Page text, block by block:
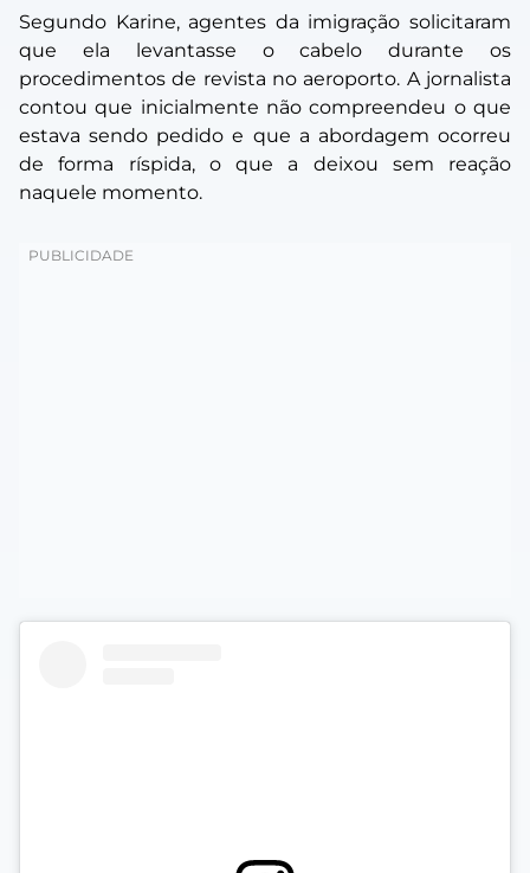
Segundo Karine, agentes da imigração solicitaram
que ela levantasse o cabelo durante os
procedimentos de revista no aeroporto. A jornalista
contou que inicialmente não compreendeu o que
estava sendo pedido e que a abordagem ocorreu
de forma ríspida, o que a deixou sem reação
naquele momento.